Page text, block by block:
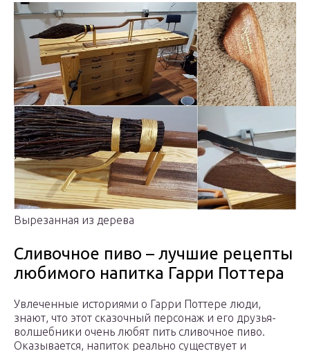
Вырезанная из дерева
Сливочное пиво – лучшие рецепты
любимого напитка Гарри Поттера
Увлеченные историями о Гарри Поттере люди,
знают, что этот сказочный персонаж и его друзья-
волшебники очень любят пить сливочное пиво.
Оказывается, напиток реально существует и